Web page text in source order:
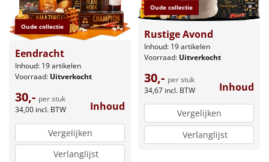
Oude collectie
Eendracht
Inhoud: 19 artikelen
Voorraad: Uitverkocht
30,- per stuk
34,00 incl. BTW Inhoud
Vergelijken
Verlanglijst
Oude collectie
Rustige Avond
Inhoud: 19 artikelen
Voorraad: Uitverkocht
30,- per stuk
34,67 incl. BTW Inhoud
Vergelijken
Verlanglijst